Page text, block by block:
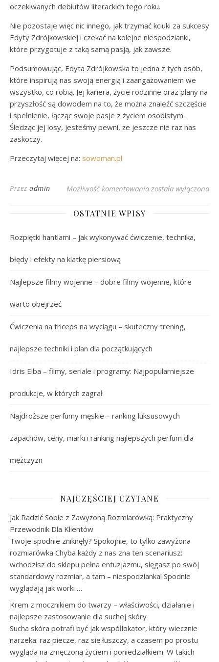
oczekiwanych debiutów literackich tego roku.
Nie pozostaje więc nic innego, jak trzymać kciuki za sukcesy
Edyty Zdrójkowskiej i czekać na kolejne niespodzianki,
które przygotuje z taką samą pasją, jak zawsze.
Podsumowując, Edyta Zdrójkowska to jedna z tych osób,
które inspirują nas swoją energią i zaangażowaniem we
wszystko, co robią. Jej kariera, życie rodzinne oraz plany na
przyszłość są dowodem na to, że można znaleźć szczęście
i spełnienie, łącząc swoje pasje z życiem osobistym.
Śledząc jej losy, jesteśmy pewni, że jeszcze nie raz nas
zaskoczy.
Przeczytaj więcej na: sowoman.pl
Przez admin Możliwość komentowania Edyta Zdrójkowska:
została wyłączona
OSTATNIE WPISY
Rozpiętki hantlami – jak wykonywać ćwiczenie, technika,
błędy i efekty na klatkę piersiową
Najlepsze filmy wojenne – dobre filmy wojenne, które
warto obejrzeć
Ćwiczenia na triceps na wyciągu – skuteczny trening,
najlepsze techniki i plan dla początkujących
Idris Elba – filmy, seriale i programy: Najpopularniejsze
produkcje, w których zagrał
Najdroższe perfumy męskie – ranking luksusowych
zapachów, ceny, marki i ranking najlepszych perfum dla
mężczyzn
NAJCZĘŚCIEJ CZYTANE
Jak Radzić Sobie z Zawyżoną Rozmiarówką: Praktyczny
Przewodnik Dla Klientów
Twoje spodnie zniknęły? Spokojnie, to tylko zawyżona
rozmiarówka Chyba każdy z nas zna ten scenariusz:
wchodzisz do sklepu pełna entuzjazmu, sięgasz po swój
standardowy rozmiar, a tam – niespodzianka! Spodnie
wyglądają jak worki …
Krem z mocznikiem do twarzy – właściwości, działanie i
najlepsze zastosowanie dla suchej skóry
Sucha skóra potrafi być jak współlokator, który wiecznie
narzeka: raz piecze, raz się łuszczy, a czasem po prostu
wygląda na zmęczoną życiem i poniedziałkiem. W takich